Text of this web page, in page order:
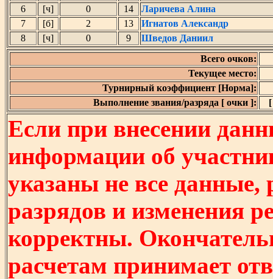
6
[ч] 0 14
Ларичева Алина
7
[б] 2 13
Игнатов Александр
8
[ч] 0 9
Шведов Даниил
Всего очков:
Текущее место:
Турнирный коэффициент [Норма]:
Выполнение звания/разряда [ очки ]:
Если при внесении
информации об
указаны не все
разрядов и изменения
корректны.
расчетам принимает